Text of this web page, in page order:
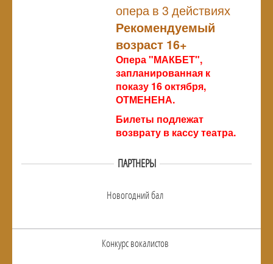
опера в 3 действиях
Рекомендуемый
возраст 16+
Опера "МАКБЕТ",
запланированная к
показу 16 октября,
ОТМЕНЕНА.
Билеты подлежат
возврату в кассу театра.
ПАРТНЕРЫ
Новогодний бал
Конкурс вокалистов